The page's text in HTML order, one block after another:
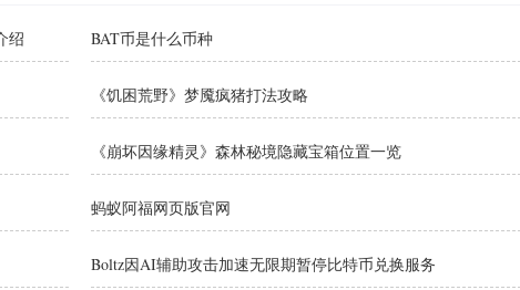
绍 BAT币是什么币种
《饥困荒野》梦魇疯猪打法攻略
《崩坏因缘精灵》森林秘境隐藏宝箱位置一览
蚂蚁阿福网页版官网
Boltz因AI辅助攻击加速无限期暂停比特币兑换服务